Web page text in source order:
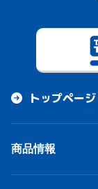
トップページ
商品情報